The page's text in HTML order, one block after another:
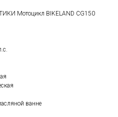
Мотоцикл BIKELAND CG150
ванне